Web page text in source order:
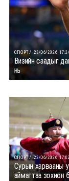
СПОРТ / 23/06/2026,
Визийн саадыг
нь
СПОРТ / 23/06/2026,
Сурын харвааны
аймагтаа зохион